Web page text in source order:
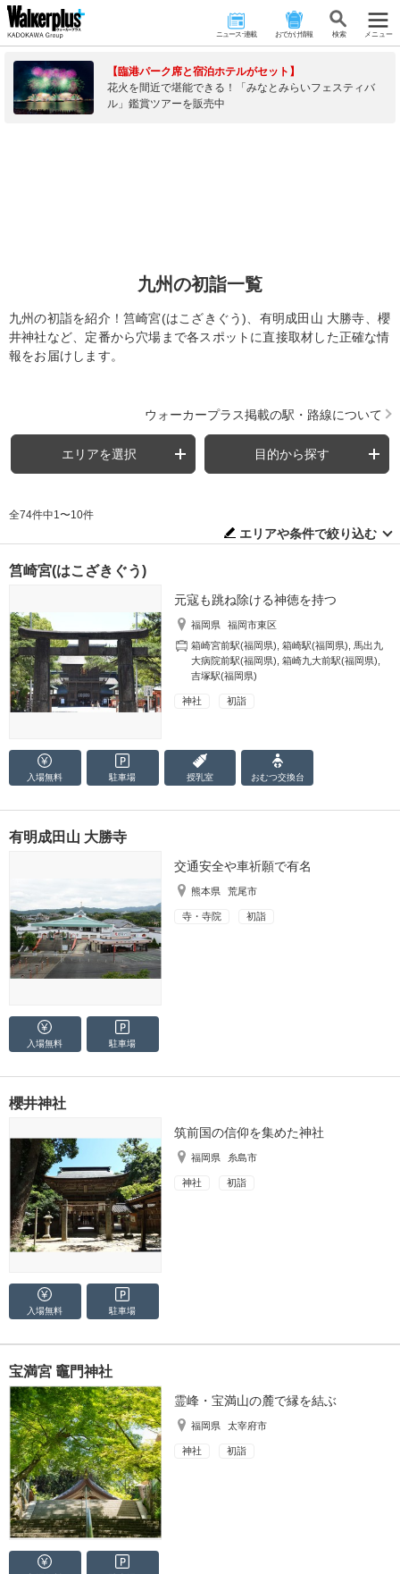
ニュース･連載 おでかけ情報 検 索 メニュー
【臨港パーク席と宿泊ホテルがセット】
花火を間近で堪能できる！「みなとみらいフェスティバ
ル」鑑賞ツアーを販売中
九州の初詣一覧
九州の初詣を紹介！筥崎宮(はこざきぐう)、有明成田山 大勝寺、櫻
井神社など、定番から穴場まで各スポットに直接取材した正確な情
報をお届けします。
ウォーカープラス掲載の駅・路線について
エリアを選択 目的から探す
全74件中1〜10件
エリアや条件で絞り込む
筥崎宮(はこざきぐう)
元寇も跳ね除ける神徳を持つ
福岡県
福岡市東区
箱崎宮前駅(福岡県) ,箱崎駅(福岡県)
馬出九
大病院前駅(福岡県) ,箱崎九大前駅(福岡県)
吉塚駅(福岡県)
神社 初詣
入場無料 駐車場 授乳室 おむつ交換台
有明成田山 大勝寺
交通安全や車祈願で有名
熊本県 荒尾市
寺・寺院 初詣
入場無料 駐車場
櫻井神社
筑前国の信仰を集めた神社
福岡県 糸島市
神社 初詣
入場無料 駐車場
宝満宮 竈門神社
霊峰・宝満山の麓で縁を結ぶ
福岡県 太宰府市
神社 初詣